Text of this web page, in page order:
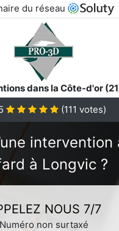
du réseau
dans la Côte-d'or
(111 votes)
à Longvic ?
NOUS 7/7
Numéro non surtaxé